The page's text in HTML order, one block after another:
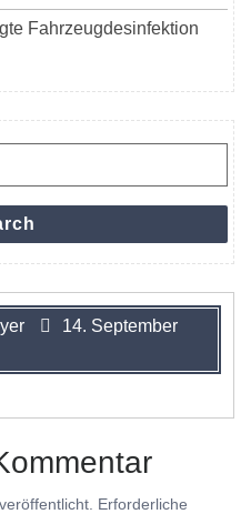
Fahrzeugdesinfektion
14. September
Erforderliche